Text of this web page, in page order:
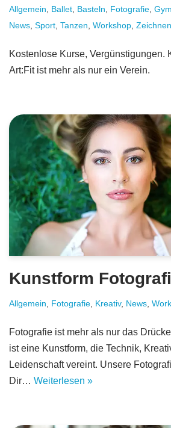
Allgemein Ballet Basteln Fotografie
News Sport Tanzen Workshop Zeichnen
Kostenlose Kurse, Vergünstigungen.
Art:Fit ist mehr als nur ein Verein.
Kunstform
Allgemein Fotografie Kreativ, News
Fotografie ist mehr als nur das
ist eine Kunstform, die Technik,
Leidenschaft vereint. Unsere
Dir… Weiterlesen »